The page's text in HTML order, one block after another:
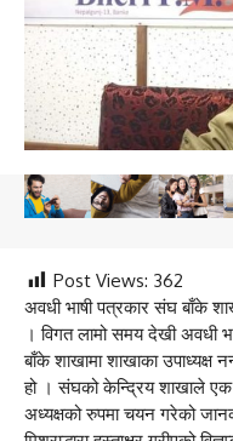
Post Views: 362
अवधी भाषी पत्रकार संघ बाँके
। विगत लामो समय देखी अवधी
बाँके शाखामा शाखाका उपाध्यक्ष
हो । संघको केन्द्रिय शाखाले एक
अध्यक्षको रुपमा चयन गरेको